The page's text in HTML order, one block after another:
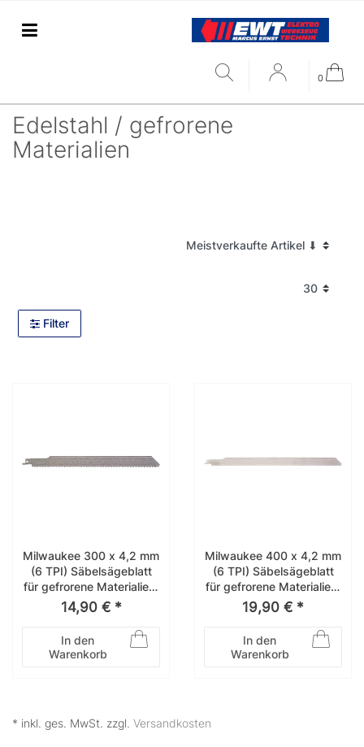
0
Edelstahl / gefrorene
Materialien
Filter
Milwaukee 300 x 4,2 mm
(6 TPI) Säbelsägeblatt
für gefrorene Materialien,
Edelstahl 48001082
14,90 € *
In den
Warenkorb
Milwaukee 400 x 4,2 mm
(6 TPI) Säbelsägeblatt
für gefrorene Materialien,
Edelstahl 48001083
19,90 € *
In den
Warenkorb
* inkl. ges. MwSt. zzgl. Versandkosten